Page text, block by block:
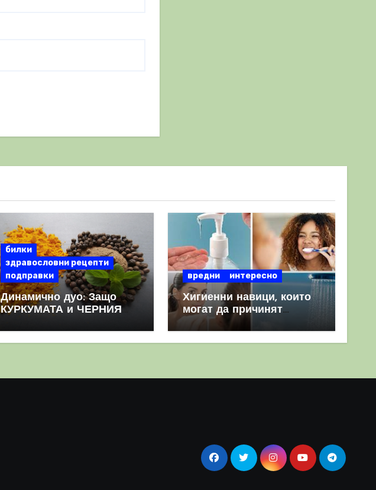
билки
здравословни рецепти
подправки
Динамично дуо: Защо
КУРКУМАТА и ЧЕРНИЯ
комбинация
вредни интересно
Хигиенни навици, които
могат да причинят
повече вреда, отколкото
полза